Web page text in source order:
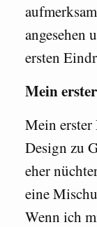
angesehen
ersten
Mein
Mein erster
Design zu
eher
eine
Wenn ich